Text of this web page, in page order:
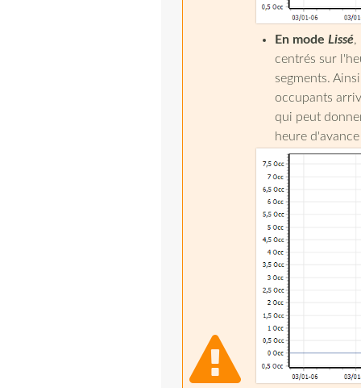
En mode Lissé,
centrés sur
segments.
occupants
qui peut
heure